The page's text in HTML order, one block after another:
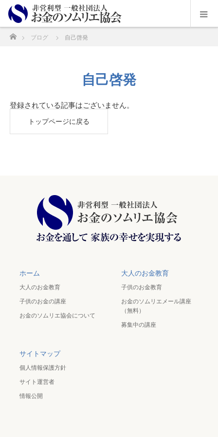
ブログ 自己啓発
自己啓発
登録されている記事はございません。
トップページに戻る
ホーム
大人のお金教育
子供のお金の講座
お金のソムリエ協会について
大人のお金教育
子供のお金教育
お金のソムリエメール講座
（無料）
募集中の講座
サイトマップ
個人情報保護方針
サイト運営者
情報公開